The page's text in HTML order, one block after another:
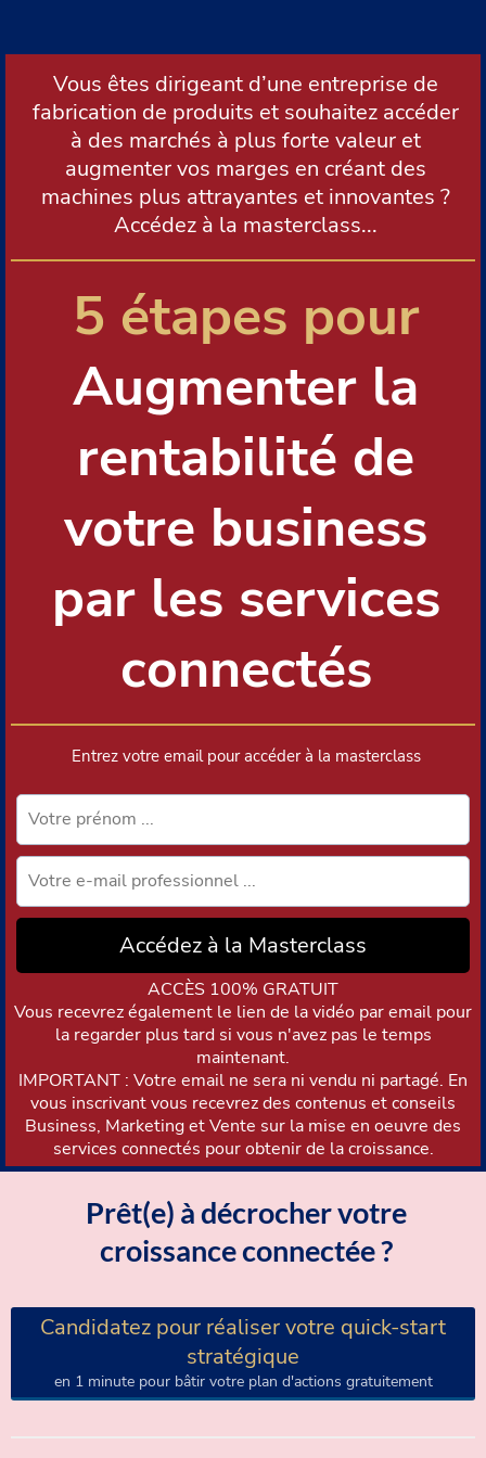
Vous êtes dirigeant d’une entreprise de
fabrication de produits et souhaitez accéder
à des marchés à plus forte valeur et
augmenter vos marges en créant des
machines plus attrayantes et innovantes ?
Accédez à la masterclass...
5 étapes pour
Augmenter la
rentabilité de
votre business
par les services
connectés
Entrez votre email pour accéder à la masterclass
Accédez à la Masterclass
ACCÈS 100% GRATUIT
Vous recevrez également le lien de la vidéo par email pour
la regarder plus tard si vous n'avez pas le temps
maintenant.
IMPORTANT : Votre email ne sera ni vendu ni partagé. En
vous inscrivant vous recevrez des contenus et conseils
Business, Marketing et Vente sur la mise en oeuvre des
services connectés pour obtenir de la croissance.
Prêt(e) à décrocher votre
croissance connectée ?
Candidatez pour réaliser votre quick-start
stratégique
en 1 minute pour bâtir votre plan d'actions gratuitement